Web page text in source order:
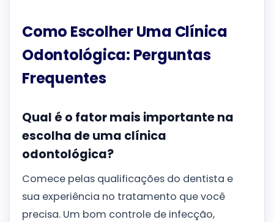
Como Escolher Uma Clínica
Odontológica: Perguntas
Frequentes
Qual é o fator mais importante na
escolha de uma clínica
odontológica?
Comece pelas qualificações do dentista e
sua experiência no tratamento que você
precisa. Um bom controle de infecção,